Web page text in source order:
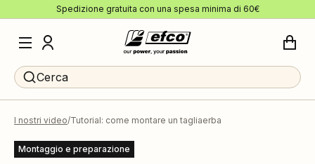
Spedizione gratuita con una spesa minima di 60€
Cerca
I nostri video Tutorial: come montare un tagliaerba
Montaggio e preparazione